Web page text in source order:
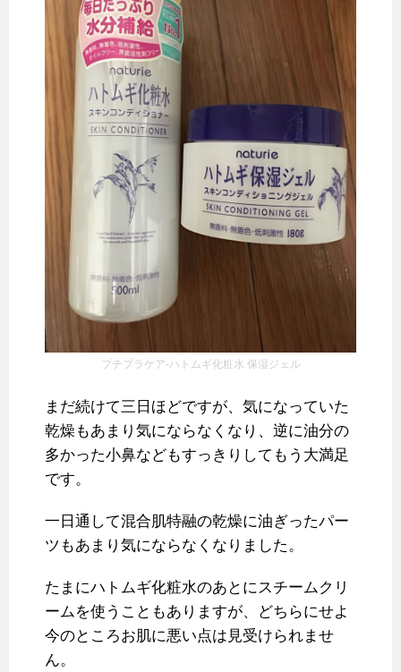
プチプラケア-ハトムギ化粧水 保湿ジェル
まだ続けて三日ほどですが、気になっていた
乾燥もあまり気にならなくなり、逆に油分の
多かった小鼻などもすっきりしてもう大満足
です。
一日通して混合肌特融の乾燥に油ぎったパー
ツもあまり気にならなくなりました。
たまにハトムギ化粧水のあとにスチームクリ
ームを使うこともありますが、どちらにせよ
今のところお肌に悪い点は見受けられませ
ん。